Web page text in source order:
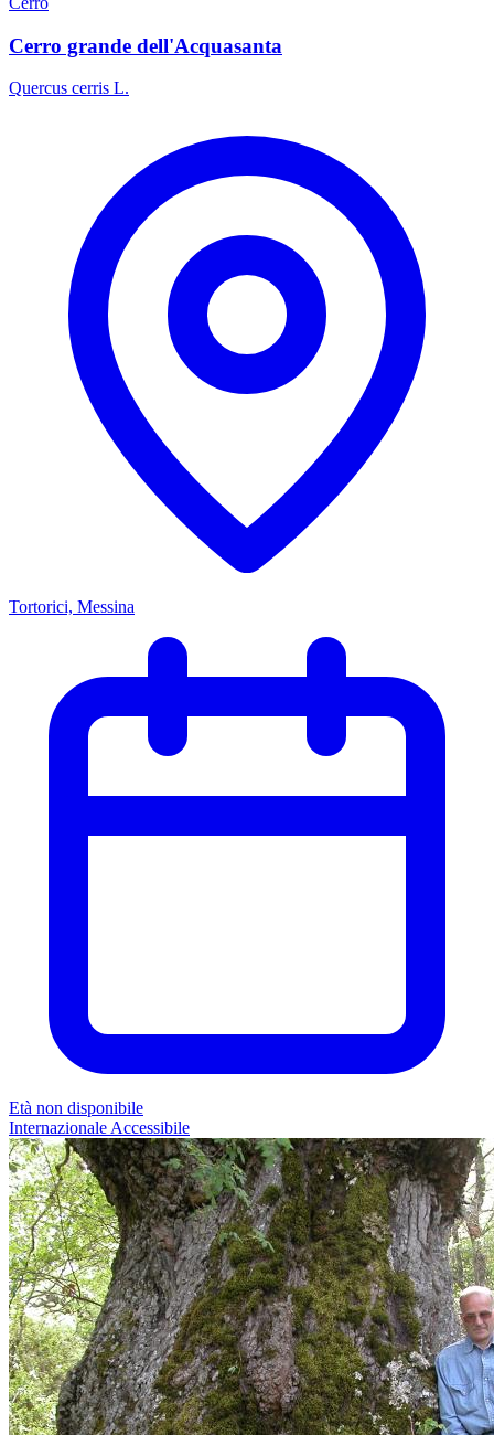
Cerro grande dell'Acquasanta
Quercus cerris L.
Tortorici, Messina
Età non disponibile
Internazionale Accessibile